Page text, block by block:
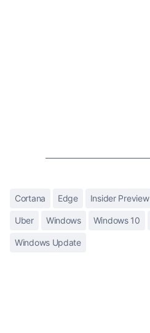
Cortana Edge Insider Preview
Uber Windows Windows 10
Windows Update